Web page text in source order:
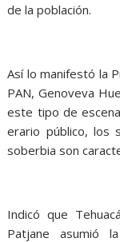
de la población.
Así lo manifestó la
PAN, Genoveva
este tipo de
erario público, los
soberbia son
Indicó que
Patjane asumió